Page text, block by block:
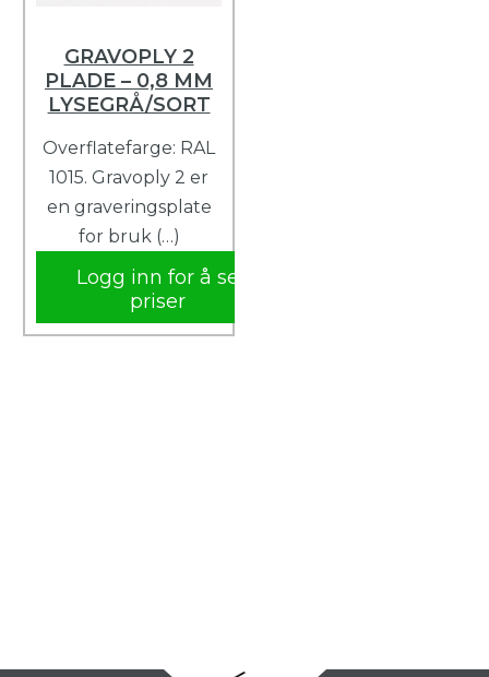
GRAVOPLY 2
PLADE – 0,8 MM
LYSEGRÅ/SORT
Overflatefarge: RAL
1015. Gravoply 2 er
en graveringsplate
for bruk (…)
Logg inn for å se
priser